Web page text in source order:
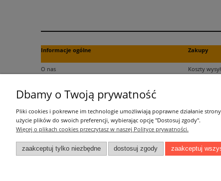
Informacje ogólne
O nas
Regulamin
Polityka prywatności
Informacje o przetwarzaniu danych
Zakupy
Koszty
Czas
Dbamy o Twoją prywatność
Pliki cookies i pokrewne im technologie umożliwiają poprawne działanie
użycie plików do swoich preferencji, wybierając opcję "Dostosuj zgody".
Więcej o plikach cookies przeczytasz w naszej Polityce prywatności.
zaakceptuj tylko niezbędne dostosuj zgody zaakceptuj